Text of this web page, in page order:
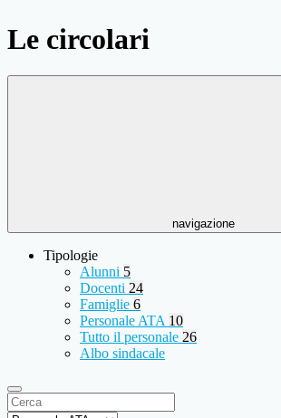
Le circolari
navigazione
Tipologie
Alunni 5
Docenti 24
Famiglie 6
Personale ATA 10
Tutto il personale 26
Albo sindacale